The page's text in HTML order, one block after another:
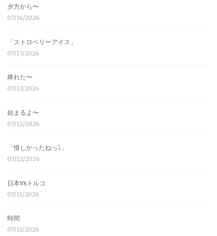
夕方から〜
07/14/2026
「ストロベリーアイス」
07/13/2026
痺れた〜
07/13/2026
始まるよ〜
07/12/2026
「惜しかったねっ⤵︎」
07/12/2026
日本vsトルコ
07/11/2026
時間
07/11/2026